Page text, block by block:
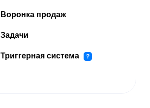
Воронка продаж
Задачи
Триггерная система ?